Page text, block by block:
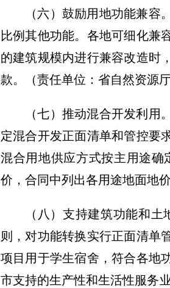
（六）鼓励用地功能兼容。
比例其他功能。各地可细化兼
的建筑规模内进行兼容改造时
款。
（责任单位：省自然资源厅
（七）推动混合开发利用。
定混合开发正面清单和管控要
混合用地供应方式按主用途
价，合同中列出各用途地面地
（八）支持建筑功能和土
则，对功能转换实行正面清单
项目用于学生宿舍，符合各地
市支持的生产性和生活性服务